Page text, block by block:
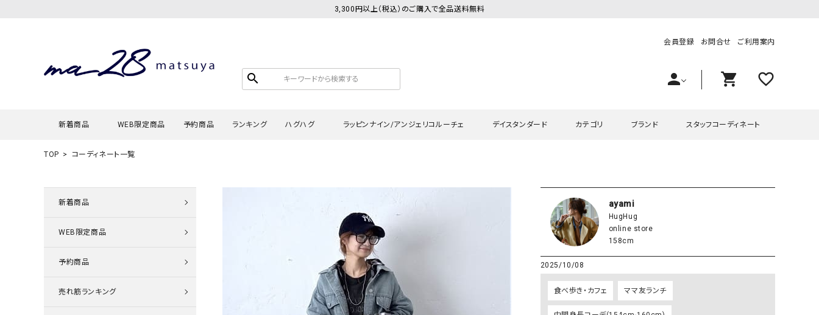
3,300円以上（税込）のご購入で全品送料無料
search
会員登録 お問合せ ご利用案内
person shopping_cart favorite_outline
新着商品 WEB限定商品 予約商品 ランキング ハグハグ
スウェット・パーカー
ラッピンナイン/アンジェリコルーチェ
タンクトップ・キャミソール
デイスタンダード
チュニック
カテゴリ
ワンピース・チュニック
サロペット・オーバーオール
スカート
ブランド
ラッピンナイン/アンジェリコルーチェ
hagumu（ハグム）
her.（ハードット）
and quarter（アンドクウォーター） HUMS（ハムズ）
スタッフコーディネート
TOP コーディネート一覧
新着商品
WEB限定商品
予約商品
売れ筋ランキング
ayami
HugHug
online store
158cm
2025/10/08
食べ歩き・カフェ ママ友ランチ